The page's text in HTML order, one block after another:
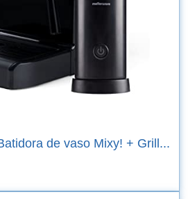
de vaso Mixy! + Grill...